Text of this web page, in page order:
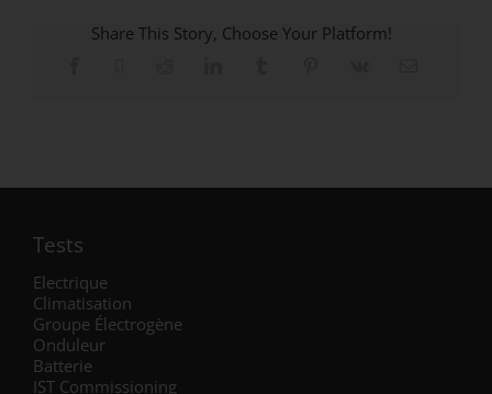
Share This Story, Choose Your Platform!
Tests
Electrique
Climatisation
Groupe Électrogène
Onduleur
Batterie
IST Commissioning